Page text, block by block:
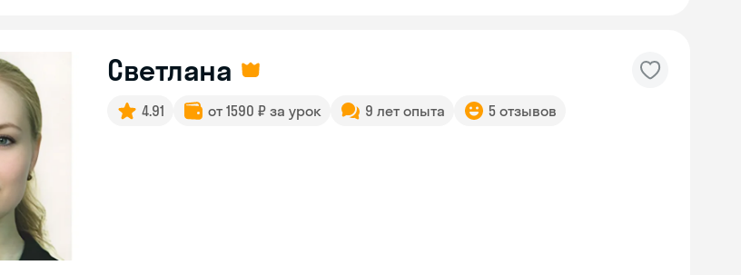
Светлана
4.91 от 1590 ₽ за урок 9 лет опыта 5 отзывов